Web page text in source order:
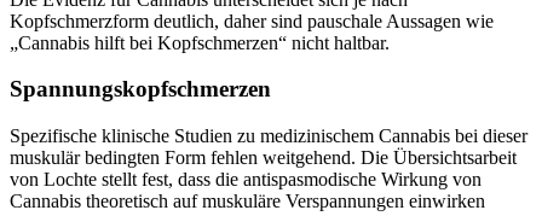
Kopfschmerzform deutlich, daher sind pauschale Aussagen wie
„Cannabis hilft bei Kopfschmerzen“ nicht haltbar.
Spannungskopfschmerzen
Spezifische klinische Studien zu medizinischem Cannabis bei dieser
muskulär bedingten Form fehlen weitgehend. Die Übersichtsarbeit
von Lochte stellt fest, dass die antispasmodische Wirkung von
Cannabis theoretisch auf muskuläre Verspannungen einwirken